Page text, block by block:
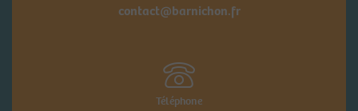
contact@barnichon.fr
Téléphone